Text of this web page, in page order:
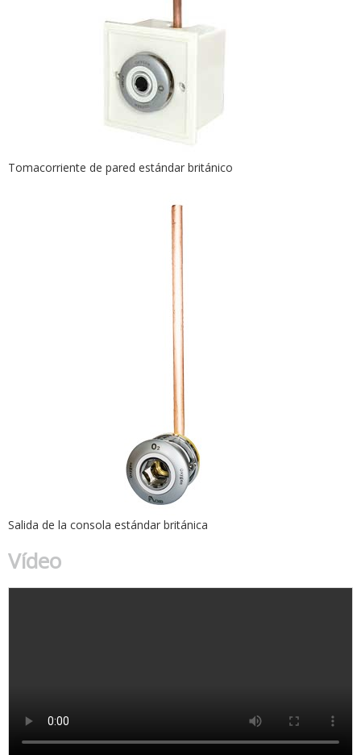
Tomacorriente de pared estándar británico
Salida de la consola estándar británica
Vídeo